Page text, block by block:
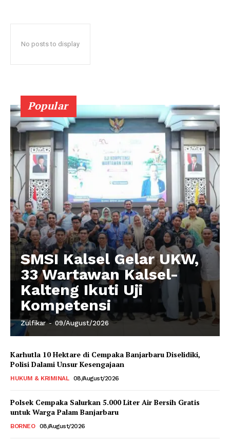
No posts to display
Popular
SMSI Kalsel Gelar UKW,
33 Wartawan Kalsel-
Kalteng Ikuti Uji
Kompetensi
Zulfikar - 09/August/2026
Karhutla 10 Hektare di Cempaka Banjarbaru Diselidiki,
Polisi Dalami Unsur Kesengajaan
HUKUM & KRIMINAL 08/August/2026
Polsek Cempaka Salurkan 5.000 Liter Air Bersih Gratis
untuk Warga Palam Banjarbaru
BORNEO 08/August/2026